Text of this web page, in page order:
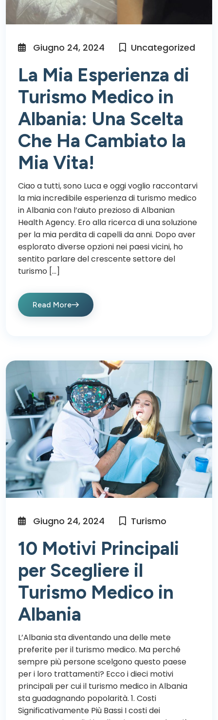
Giugno 24, 2024 Uncategorized
La Mia Esperienza di
Turismo Medico in
Albania: Una Scelta
Che Ha Cambiato la
Mia Vita!
Ciao a tutti, sono Luca e oggi voglio raccontarvi
la mia incredibile esperienza di turismo medico
in Albania con l’aiuto prezioso di Albanian
Health Agency. Ero alla ricerca di una soluzione
per la mia perdita di capelli da anni. Dopo aver
esplorato diverse opzioni nei paesi vicini, ho
sentito parlare del crescente settore del
turismo […]
Read More
Giugno 24, 2024 Turismo
10 Motivi Principali
per Scegliere il
Turismo Medico in
Albania
L’Albania sta diventando una delle mete
preferite per il turismo medico. Ma perché
sempre più persone scelgono questo paese
per i loro trattamenti? Ecco i dieci motivi
principali per cui il turismo medico in Albania
sta guadagnando popolarità. 1. Costi
Significativamente Più Bassi I costi dei